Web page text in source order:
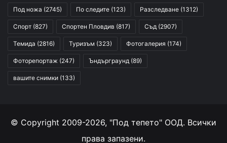
Под ножа (2745) По следите (123) Разследване (1312)
Спорт (827) Спортен Пловдив (817) Съд (2907)
Темида (2816) Туризъм (323) Фотогалерия (174)
Фоторепортаж (247) Ъндърграунд (89)
вашите снимки (133)
© Copyright 2009-2026, "Под тепето" ООД. Всички
права запазени.